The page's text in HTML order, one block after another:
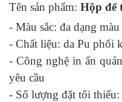
Tên sản phẩm: Hộp để
- Màu sắc: đa dạng màu
- Chất liệu: da Pu phối
- Công nghệ in ấn
yêu cầu
- Số lượng đặt tối thiểu: